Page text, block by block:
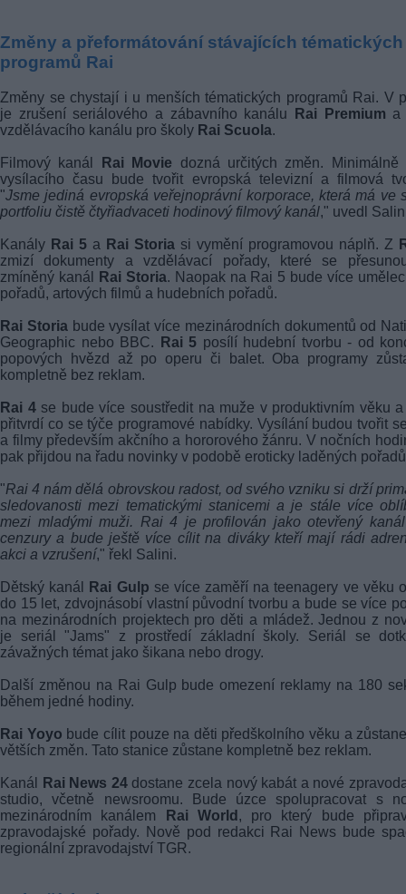
Změny a přeformátování stávajících tématických
programů Rai
Změny se chystají i u menších tématických programů Rai. V
je zrušení seriálového a zábavního kanálu
Rai Premium a
vzdělávacího kanálu pro školy Rai Scuola.
Filmový kanál Rai Movie dozná určitých změn. Minimálně
vysílacího času bude tvořit evropská televizní a filmová
"Jsme jediná evropská veřejnoprávní korporace, která má ve
portfoliu čistě čtyřiadvaceti hodinový filmový kanál," uvedl
Kanály Rai 5 a Rai Storia si vymění programovou náplň. Z
zmizí dokumenty a vzdělávací pořady, které se
zmíněný kanál
Rai Storia. Naopak na Rai 5 bude více
pořadů, artových filmů a hudebních pořadů.
Rai Storiabude vysílat více mezinárodních dokumentů od
Geographic nebo BBC.
Rai 5 posílí hudební tvorbu - od
popových hvězd až po operu či balet. Oba programy
kompletně bez reklam.
Rai 4se bude více soustředit na muže v produktivním věku
přitvrdí co se týče programové nabídky. Vysílání budou tvořit
a filmy především akčního a hororového žánru. V nočních
pak přijdou na řadu novinky v podobě eroticky laděných
"Rai 4 nám dělá obrovskou radost, od svého vzniku si drží
sledovanosti mezi tematickými stanicemi a je stále více
mezi mladými muži. Rai 4 je profilován jako otevřený
cenzury a bude ještě více cílit na diváky kteří mají rádi
akci a vzrušení," řekl Salini.
Dětský kanál Rai Gulp se více zaměří na teenagery ve věku
do 15 let, zdvojnásobí vlastní původní tvorbu a bude se více
na mezinárodních projektech pro děti a mládež. Jednou z
je seriál "Jams" z prostředí základní školy. Seriál se
závažných témat jako šikana nebo drogy.
Další změnou na Rai Gulp bude omezení reklamy na 180
během jedné hodiny.
Rai Yoyo bude cílit pouze na děti předškolního věku a
větších změn. Tato stanice zůstane kompletně bez reklam.
Kanál Rai News 24dostane zcela nový kabát a nové
studio, včetně newsroomu. Bude úzce spolupracovat s
mezinárodním kanálem
Rai World , pro který bude
zpravodajské pořady. Nově pod redakci Rai News bude
regionální zpravodajství TGR.